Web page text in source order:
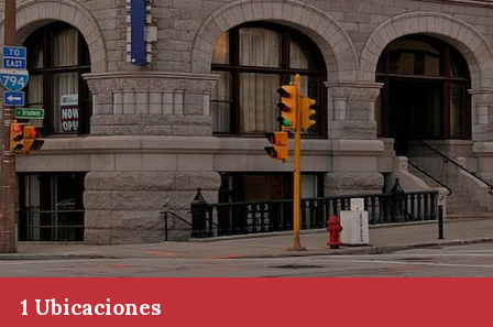
1 Ubicaciones